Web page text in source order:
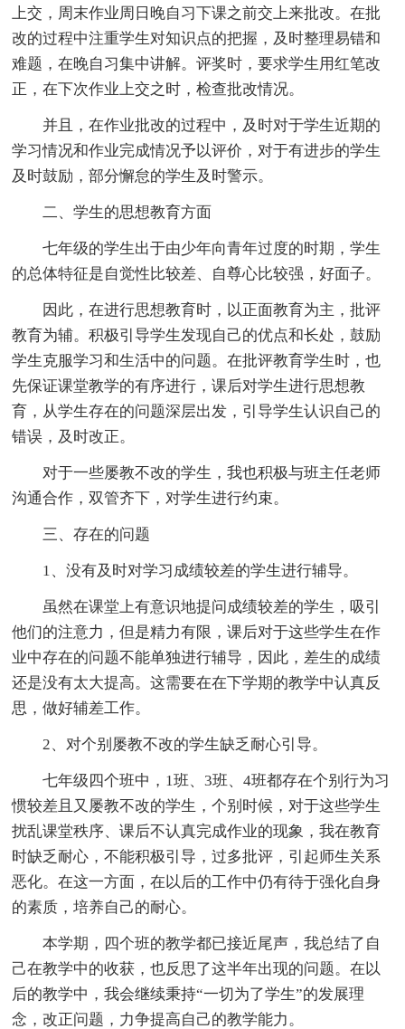
上交，周末作业周日晚自习下课之前交上来批改。在批
改的过程中注重学生对知识点的把握，及时整理易错和
难题，在晚自习集中讲解。评奖时，要求学生用红笔改
正，在下次作业上交之时，检查批改情况。
并且，在作业批改的过程中，及时对于学生近期的
学习情况和作业完成情况予以评价，对于有进步的学生
及时鼓励，部分懈怠的学生及时警示。
二、学生的思想教育方面
七年级的学生出于由少年向青年过度的时期，学生
的总体特征是自觉性比较差、自尊心比较强，好面子。
因此，在进行思想教育时，以正面教育为主，批评
教育为辅。积极引导学生发现自己的优点和长处，鼓励
学生克服学习和生活中的问题。在批评教育学生时，也
先保证课堂教学的有序进行，课后对学生进行思想教
育，从学生存在的问题深层出发，引导学生认识自己的
错误，及时改正。
对于一些屡教不改的学生，我也积极与班主任老师
沟通合作，双管齐下，对学生进行约束。
三、存在的问题
1、没有及时对学习成绩较差的学生进行辅导。
虽然在课堂上有意识地提问成绩较差的学生，吸引
他们的注意力，但是精力有限，课后对于这些学生在作
业中存在的问题不能单独进行辅导，因此，差生的成绩
还是没有太大提高。这需要在在下学期的教学中认真反
思，做好辅差工作。
2、对个别屡教不改的学生缺乏耐心引导。
七年级四个班中，1班、3班、4班都存在个别行为习
惯较差且又屡教不改的学生，个别时候，对于这些学生
扰乱课堂秩序、课后不认真完成作业的现象，我在教育
时缺乏耐心，不能积极引导，过多批评，引起师生关系
恶化。在这一方面，在以后的工作中仍有待于强化自身
的素质，培养自己的耐心。
本学期，四个班的教学都已接近尾声，我总结了自
己在教学中的收获，也反思了这半年出现的问题。在以
后的教学中，我会继续秉持“一切为了学生”的发展理
念，改正问题，力争提高自己的教学能力。